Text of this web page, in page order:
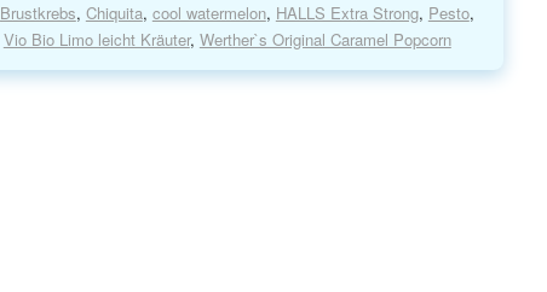
Brustkrebs, Chiquita, cool watermelon, HALLS Extra Strong, Pesto,
Vio Bio Limo leicht Kräuter, Werther`s Original Caramel Popcorn